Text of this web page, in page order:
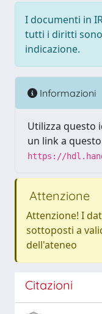
I documenti in
tutti i diritti
indicazione.
Informazioni
Utilizza questo
un link a
https://
Attenzione
Attenzione! I
sottoposti a
dell'ateneo
Citazioni